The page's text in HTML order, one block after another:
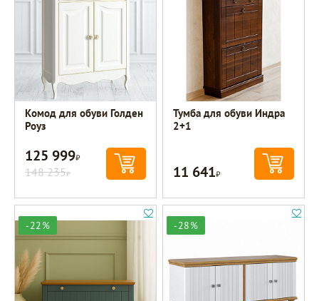
Комод для обуви Голден
Роуз
125 999Р
148 235Р
Тумба для обуви Индра
2+1
11 641Р
-22% -28%